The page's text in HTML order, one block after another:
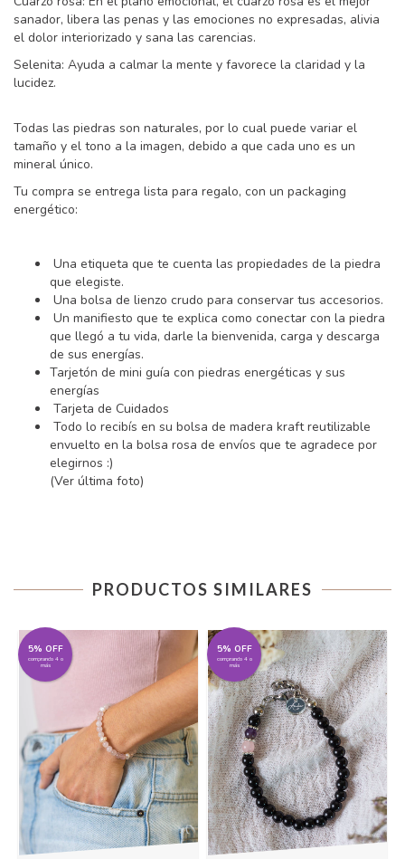
sanador, libera las penas y las emociones no expresadas, alivia
el dolor interiorizado y sana las carencias.
Selenita: Ayuda a calmar la mente y favorece la claridad y la
lucidez.
Todas las piedras son naturales, por lo cual puede variar el
tamaño y el tono a la imagen, debido a que cada uno es un
mineral único.
Tu compra se entrega lista para regalo, con un packaging
energético:
Una etiqueta que te cuenta las propiedades de la piedra
que elegiste.
Una bolsa de lienzo crudo para conservar tus accesorios.
Un manifiesto que te explica como conectar con la piedra
que llegó a tu vida, darle la bienvenida, carga y descarga
de sus energías.
Tarjetón de mini guía con piedras energéticas y sus
energías
Tarjeta de Cuidados
Todo lo recibís en su bolsa de madera kraft reutilizable
envuelto en la bolsa rosa de envíos que te agradece por
elegirnos :)
(Ver última foto)
PRODUCTOS SIMILARES
5% OFF
comprando 4 o
más
5% OFF
comprando 4 o
más